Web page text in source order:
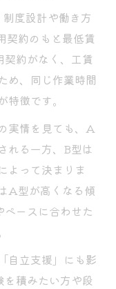
度設計や働き方
契約のもと最低賃
約がなく、工賃
め、同じ作業時間
徴です。
実情を見ても、A
れる一方、B型は
よって決まりま
A型が高くなる傾
ースに合わせた
自立支援」にも影
積みたい方や段